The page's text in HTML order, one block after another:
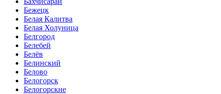
Бежецк
Белая Калитва
Белая Холуница
Белгород
Белебей
Белёв
Белинский
Белово
Белогорск
Белогорскне